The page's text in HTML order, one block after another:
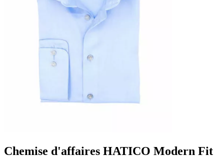
Chemise d'affaires HATICO Modern Fit